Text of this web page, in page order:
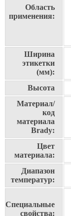
Область
применения:
Ширина
этикетки
(мм):
Высота
Материал/
код
материала
Brady:
Цвет
материала:
Диапазон
температур:
Специальные
свойства: